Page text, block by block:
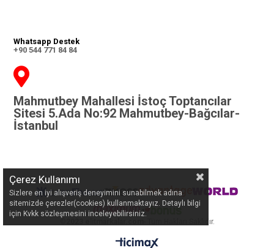
Whatsapp Destek
+90 544 771 84 84
Mahmutbey Mahallesi İstoç Toptancılar
Sitesi 5.Ada No:92 Mahmutbey-Bağcılar-
İstanbul
- Tüm Hakları Saklıdır.
Çerez Kullanımı
Sizlere en iyi alışveriş deneyimini sunabilmek adına
sitemizde çerezler(cookies) kullanmaktayız. Detaylı bilgi
için Kvkk sözleşmesini inceleyebilirsiniz.